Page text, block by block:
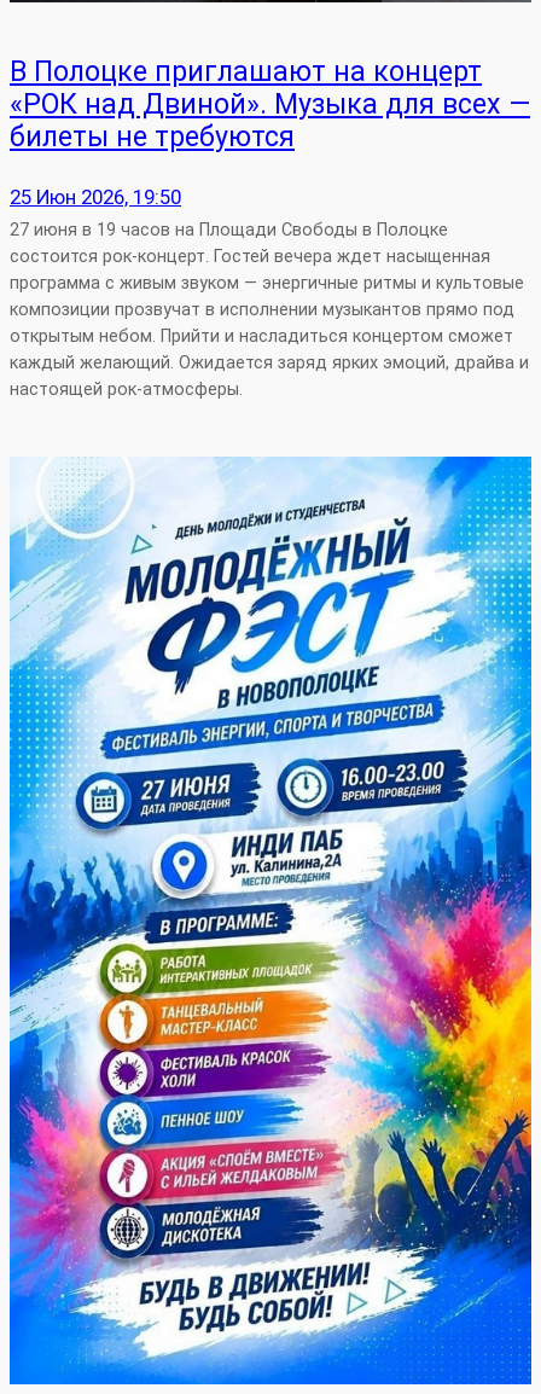
В Полоцке приглашают на концерт
«РОК над Двиной». Музыка для всех —
билеты не требуются
25 Июн 2026, 19:50
27 июня в 19 часов на Площади Свободы в Полоцке
состоится рок‑концерт. Гостей вечера ждет насыщенная
программа с живым звуком — энергичные ритмы и культовые
композиции прозвучат в исполнении музыкантов прямо под
открытым небом. Прийти и насладиться концертом сможет
каждый желающий. Ожидается заряд ярких эмоций, драйва и
настоящей рок‑атмосферы.